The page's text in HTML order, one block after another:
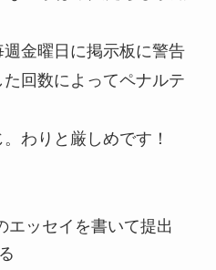
金曜日に掲示板に警告
回数によってペナルテ
わりと厳しめです！
ッセイを書いて提出